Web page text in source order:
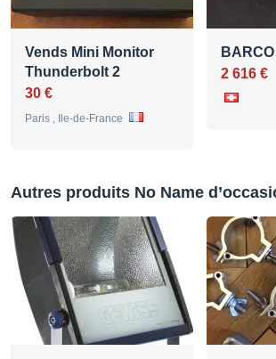
Vends Mini Monitor
Thunderbolt 2
30 €
Paris , Ile-de-France
2 616 €
Autres produits No Name